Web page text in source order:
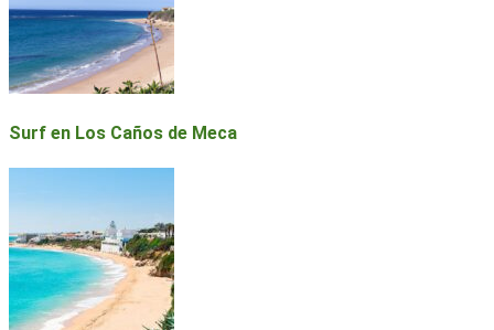
Surf en Los Caños de Meca